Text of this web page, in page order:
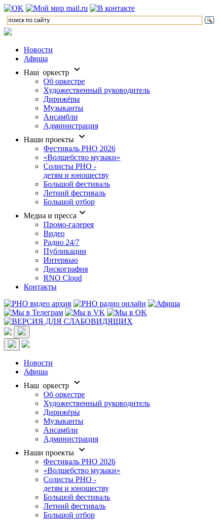
Новости
Афиша
Наш оркестр
Об оркестре
Художественный руководитель
Дирижёры
Музыканты
Ансамбли
Администрация
Наши проекты
Фестиваль РНО 2026
«Волшебство музыки»
Солисты РНО -
детям и юношеству
Большой фестиваль
Летний фестиваль
Большой отбор
Медиа и пресса
Промо-галерея
Видео
Радио 24/7
Публикации
Интервью
Дискография
RNO Cloud
Контакты
Новости
Афиша
Наш оркестр
Об оркестре
Художественный руководитель
Дирижёры
Музыканты
Ансамбли
Администрация
Наши проекты
Фестиваль РНО 2026
«Волшебство музыки»
Солисты РНО -
детям и юношеству
Большой фестиваль
Летний фестиваль
Большой отбор